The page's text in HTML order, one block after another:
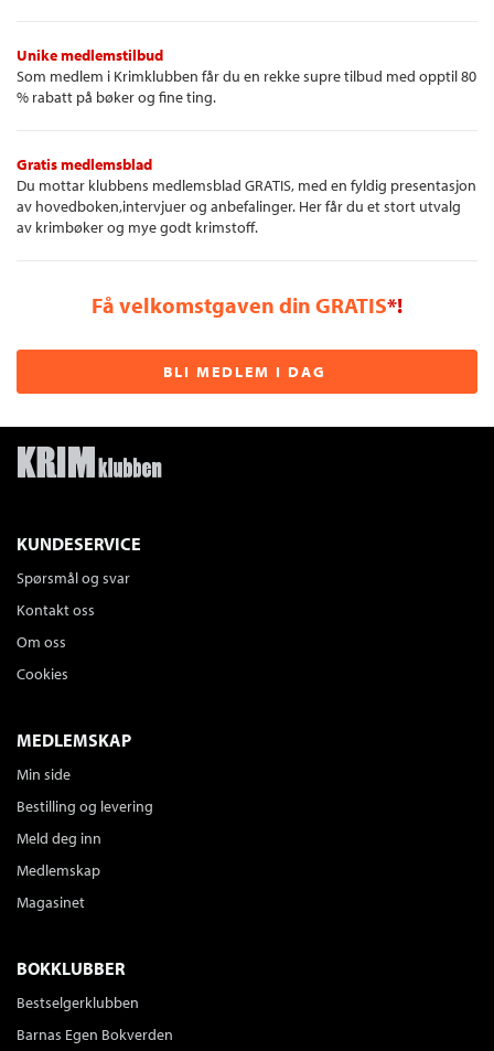
Unike medlemstilbud
Som medlem i Krimklubben får du en rekke supre tilbud med opptil 80
% rabatt på bøker og fine ting.
Gratis medlemsblad
Du mottar klubbens medlemsblad GRATIS, med en fyldig presentasjon
av hovedboken,intervjuer og anbefalinger. Her får du et stort utvalg
av krimbøker og mye godt krimstoff.
Få velkomstgaven din GRATIS*!
BLI MEDLEM I DAG
KUNDESERVICE
Spørsmål og svar
Kontakt oss
Om oss
Cookies
MEDLEMSKAP
Min side
Bestilling og levering
Meld deg inn
Medlemskap
Magasinet
BOKKLUBBER
Bestselgerklubben
Barnas Egen Bokverden